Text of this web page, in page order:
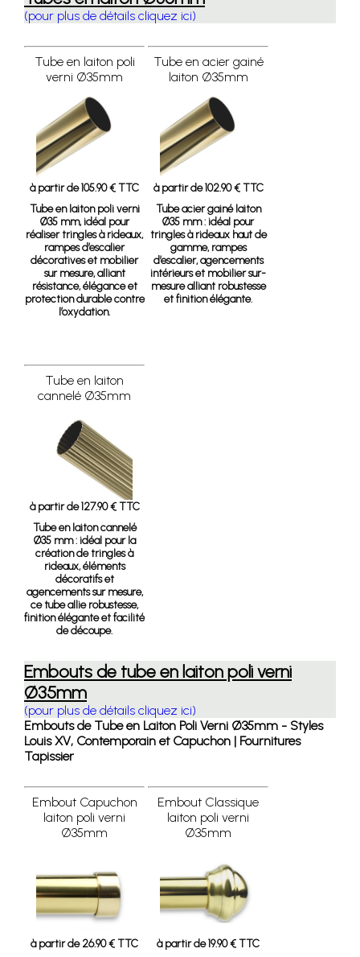
(pour plus de détails cliquez ici)
Tube en laiton poli
verni Ø35mm
à partir de 105.90 € TTC
Tube en laiton poli verni
Ø35 mm, idéal pour
réaliser tringles à rideaux,
rampes d’escalier
décoratives et mobilier
sur mesure, alliant
résistance, élégance et
protection durable contre
l’oxydation.
Tube en acier gainé
laiton Ø35mm
à partir de 102.90 € TTC
Tube acier gainé laiton
Ø35 mm: idéal pour
tringles à rideaux haut de
gamme, rampes
d’escalier, agencements
intérieurs et mobilier sur-
mesure alliant robustesse
et finition élégante.
Tube en laiton
cannelé Ø35mm
à partir de 127.90 € TTC
Tube en laiton cannelé
Ø35 mm: idéal pour la
création de tringles à
rideaux, éléments
décoratifs et
agencements sur mesure,
ce tube allie robustesse,
finition élégante et facilité
de découpe.
Embouts de tube en laiton poli verni
Ø35mm
(pour plus de détails cliquez ici)
Embouts de Tube en Laiton Poli Verni Ø35mm - Styles
Louis XV, Contemporain et Capuchon | Fournitures
Tapissier
Embout Capuchon
laiton poli verni
Ø35mm
à partir de 26.90 € TTC
Embout Classique
laiton poli verni
Ø35mm
à partir de 19.90 € TTC